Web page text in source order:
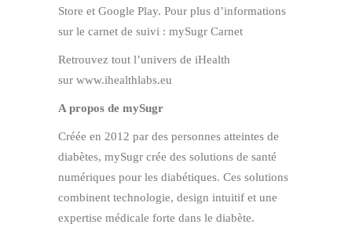
Store et Google Play. Pour plus d’informations
sur le carnet de suivi : mySugr Carnet
Retrouvez tout l’univers de iHealth
sur www.ihealthlabs.eu
A propos de mySugr
Créée en 2012 par des personnes atteintes de
diabètes, mySugr crée des solutions de santé
numériques pour les diabétiques. Ces solutions
combinent technologie, design intuitif et une
expertise médicale forte dans le diabète.